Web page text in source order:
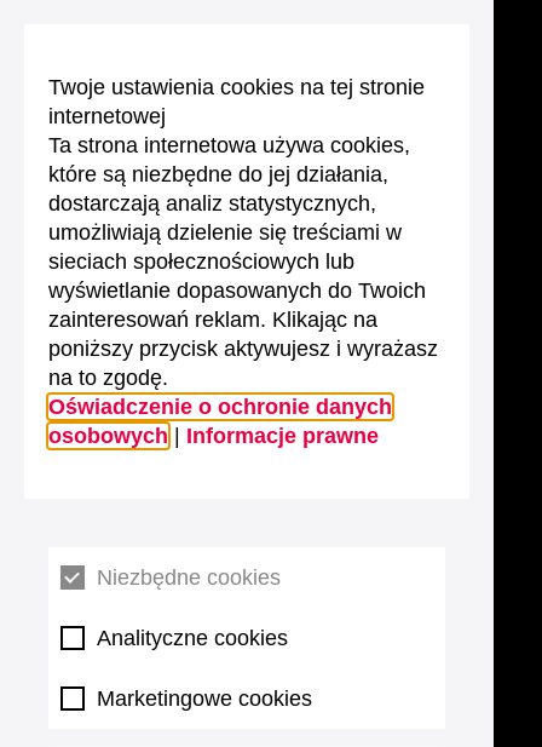
Twoje ustawienia cookies na tej stronie
internetowej
Ta strona internetowa używa cookies,
które są niezbędne do jej działania,
dostarczają analiz statystycznych,
umożliwiają dzielenie się treściami w
sieciach społecznościowych lub
wyświetlanie dopasowanych do Twoich
zainteresowań reklam. Klikając na
poniższy przycisk aktywujesz i wyrażasz
na to zgodę.
Oświadczenie o ochronie danych
osobowych
Informacje prawne
Niezbędne cookies
Analityczne cookies
Marketingowe cookies